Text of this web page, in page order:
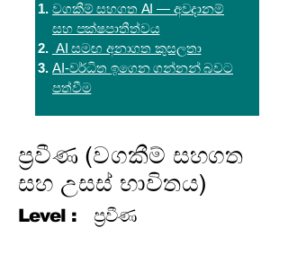
වගකීම් සහගත AI — අවදානම්
සහ පක්ෂපාතීත්වය
AI සමඟ අනාගත කුසලතා
AI-වර්ධිත ඉගෙන ගන්නන් බවට
පත්වීම
ප්‍රවීණ (වගකීම් සහගත
සහ උසස් භාවිතය)
Level : ප්‍රවීණ